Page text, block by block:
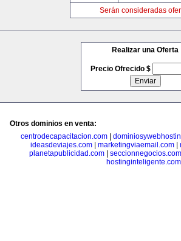
Serán consideradas
Realizar una Oferta
Precio Ofrecido $
Otros dominios en venta:
centrodecapacitacion.com
ideasdeviajes.com| marketingviaemail.com|
planetapublicidad.com| seccionnegocios.com
hostinginteligente.com